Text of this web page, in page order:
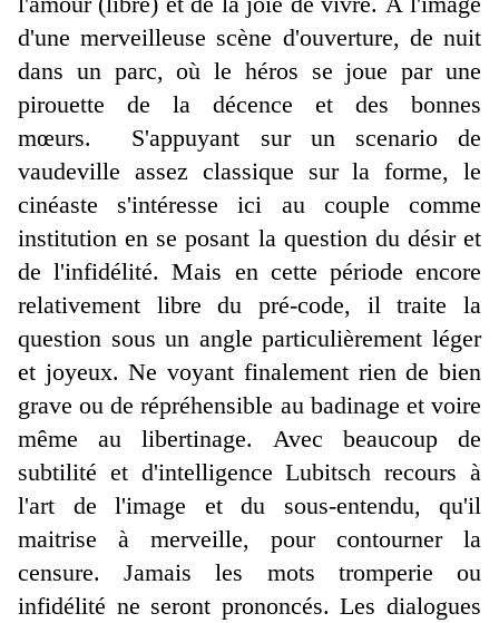
d'une merveilleuse scène d'ouverture, de nuit
dans un parc, où le héros se joue par une
pirouette de la décence et des bonnes
mœurs. S'appuyant sur un scenario de
vaudeville assez classique sur la forme, le
cinéaste s'intéresse ici au couple comme
institution en se posant la question du désir et
de l'infidélité. Mais en cette période encore
relativement libre du pré-code, il traite la
question sous un angle particulièrement léger
et joyeux. Ne voyant finalement rien de bien
grave ou de répréhensible au badinage et voire
même au libertinage. Avec beaucoup de
subtilité et d'intelligence Lubitsch recours à
l'art de l'image et du sous-entendu, qu'il
maitrise à merveille, pour contourner la
censure. Jamais les mots tromperie ou
infidélité ne seront prononcés. Les dialogues